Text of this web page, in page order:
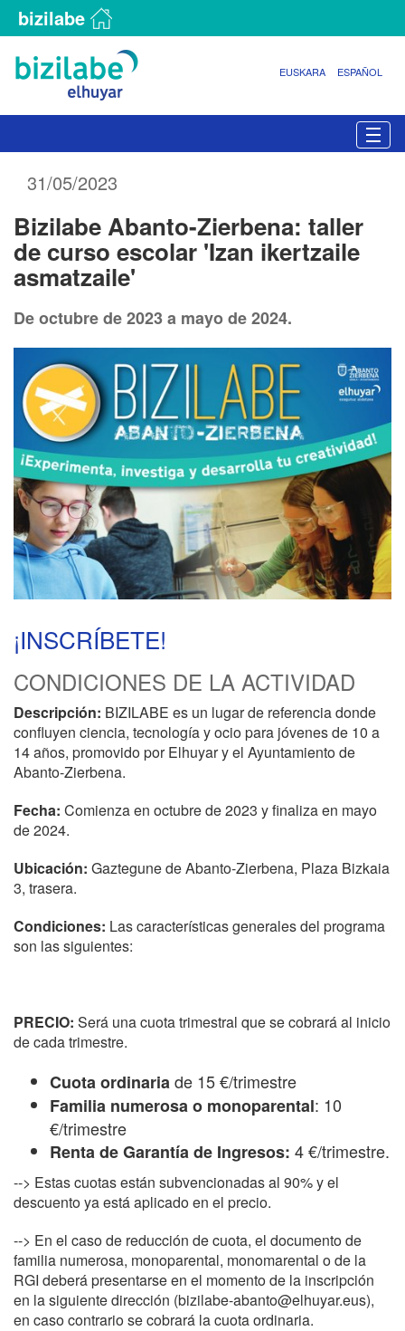
bizilabe
EUSKARA ESPAÑOL
31/05/2023
Bizilabe Abanto-Zierbena: taller
de curso escolar 'Izan ikertzaile
asmatzaile'
De octubre de 2023 a mayo de 2024.
¡INSCRÍBETE!
CONDICIONES DE LA ACTIVIDAD
Descripción: BIZILABE es un lugar de referencia donde
confluyen ciencia, tecnología y ocio para jóvenes de 10 a
14 años, promovido por Elhuyar y el Ayuntamiento de
Abanto-Zierbena.
Fecha: Comienza en octubre de 2023 y finaliza en mayo
de 2024.
Ubicación: Gaztegune de Abanto-Zierbena, Plaza Bizkaia
3, trasera.
Condiciones: Las características generales del programa
son las siguientes:
PRECIO: Será una cuota trimestral que se cobrará al inicio
de cada trimestre.
Cuota ordinariade 15 €/trimestre
Familia numerosa o monoparental: 10
€/trimestre
Renta de Garantía de Ingresos: 4 €/trimestre.
--> Estas cuotas están subvencionadas al 90% y el
descuento ya está aplicado en el precio.
--> En el caso de reducción de cuota, el documento de
familia numerosa, monoparental, monomarental o de la
RGI deberá presentarse en el momento de la inscripción
en la siguiente dirección (bizilabe-abanto@elhuyar.eus),
en caso contrario se cobrará la cuota ordinaria.